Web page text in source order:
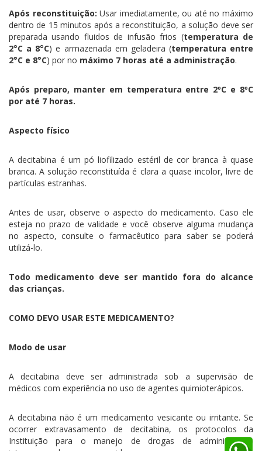
Após reconstituição: Usar imediatamente, ou até no máximo
dentro de 15 minutos após a reconstituição, a solução deve ser
preparada usando fluidos de infusão frios (temperatura de
2°C a 8°C) e armazenada em geladeira (temperatura entre
2°C e 8°C) por no máximo 7 horas até a administração.
Após preparo, manter em temperatura entre 2ºC e 8ºC
por até 7 horas.
Aspecto físico
A decitabina é um pó liofilizado estéril de cor branca à quase
branca. A solução reconstituída é clara a quase incolor, livre de
partículas estranhas.
Antes de usar, observe o aspecto do medicamento. Caso ele
esteja no prazo de validade e você observe alguma mudança
no aspecto, consulte o farmacêutico para saber se poderá
utilizá-lo.
Todo medicamento deve ser mantido fora do alcance
das crianças.
COMO DEVO USAR ESTE MEDICAMENTO?
Modo de usar
A decitabina deve ser administrada sob a supervisão de
médicos com experiência no uso de agentes quimioterápicos.
A decitabina não é um medicamento vesicante ou irritante. Se
ocorrer extravasamento de decitabina, os protocolos da
Instituição para o manejo de drogas de administração